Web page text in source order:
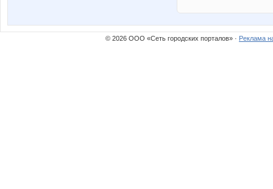
© 2026 ООО «Сеть городских порталов» · Реклама